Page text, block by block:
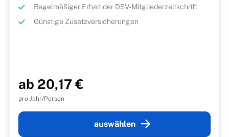
Regelmäßiger Erhalt der DSV-Mitgliederzeitschrift
Günstige Zusatzversicherungen
ab 20,17 €
pro Jahr/Person
auswählen